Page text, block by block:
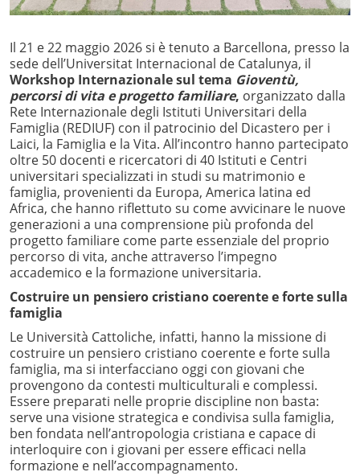
Il 21 e 22 maggio 2026 si è tenuto a Barcellona, presso la
sede dell’Universitat Internacional de Catalunya, il
Workshop Internazionale sul tema Gioventù,
percorsi di vita e progetto familiare, organizzato dalla
Rete Internazionale degli Istituti Universitari della
Famiglia (REDIUF) con il patrocinio del Dicastero per i
Laici, la Famiglia e la Vita. All’incontro hanno partecipato
oltre 50 docenti e ricercatori di 40 Istituti e Centri
universitari specializzati in studi su matrimonio e
famiglia, provenienti da Europa, America latina ed
Africa, che hanno riflettuto su come avvicinare le nuove
generazioni a una comprensione più profonda del
progetto familiare come parte essenziale del proprio
percorso di vita, anche attraverso l’impegno
accademico e la formazione universitaria.
Costruire un pensiero cristiano coerente e forte sulla
famiglia
Le Università Cattoliche, infatti, hanno la missione di
costruire un pensiero cristiano coerente e forte sulla
famiglia, ma si interfacciano oggi con giovani che
provengono da contesti multiculturali e complessi.
Essere preparati nelle proprie discipline non basta:
serve una visione strategica e condivisa sulla famiglia,
ben fondata nell’antropologia cristiana e capace di
interloquire con i giovani per essere efficaci nella
formazione e nell’accompagnamento.